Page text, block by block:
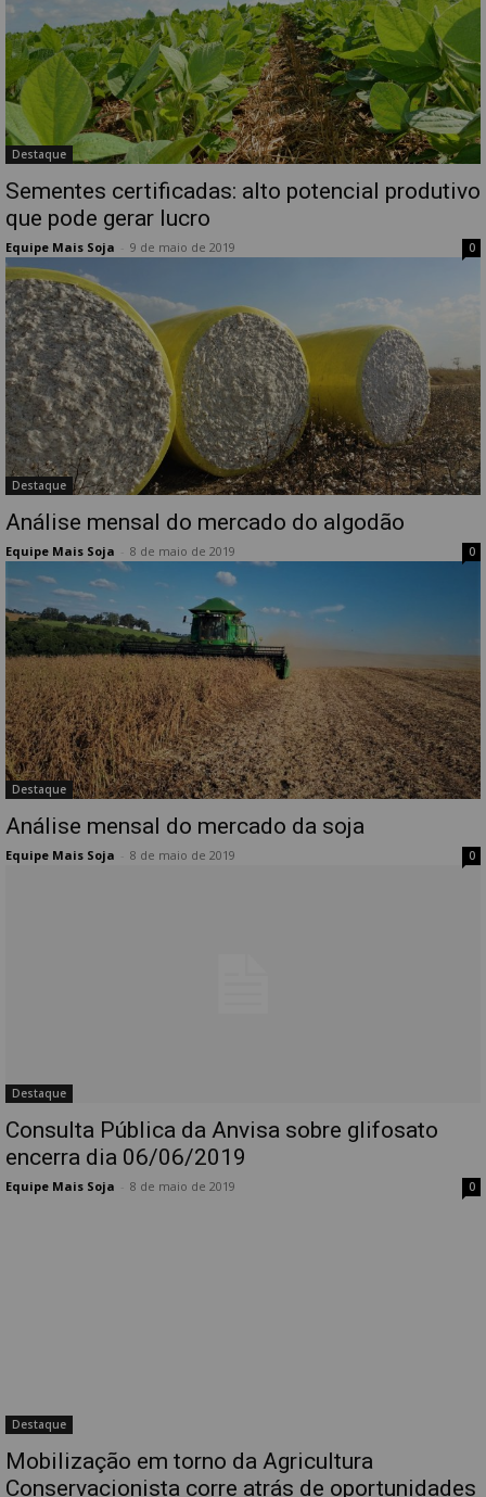
Destaque
Sementes certificadas: alto potencial produtivo
que pode gerar lucro
Equipe Mais Soja 9 de maio de 2019 0
Destaque
Análise mensal do mercado do algodão
Equipe Mais Soja 8 de maio de 2019 0
Destaque
Análise mensal do mercado da soja
Equipe Mais Soja 8 de maio de 2019 0
Destaque
Consulta Pública da Anvisa sobre glifosato
encerra dia 06/06/2019
Equipe Mais Soja 8 de maio de 2019 0
Destaque
Mobilização em torno da Agricultura
Conservacionista corre atrás de oportunidades